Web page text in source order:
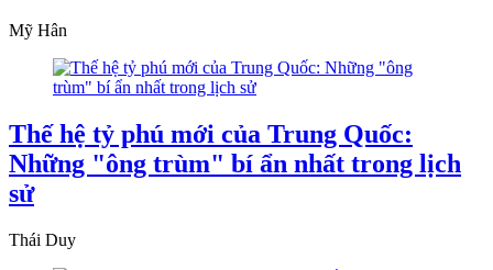
Mỹ Hân
Thế hệ tỷ phú mới của Trung Quốc:
Những "ông trùm" bí ẩn nhất trong lịch
sử
Thái Duy